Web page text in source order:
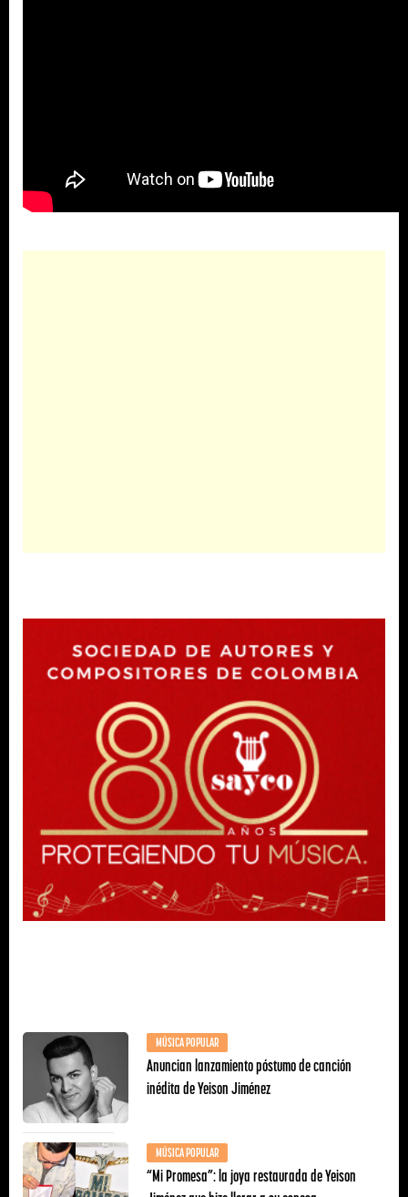
MÚSICA POPULAR
Anuncian lanzamiento póstumo de canción
inédita de Yeison Jiménez
MÚSICA POPULAR
“Mi Promesa”: la joya restaurada de Yeison